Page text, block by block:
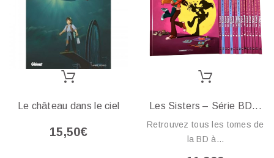
Le château dans le ciel
15,50€
Les Sisters – Série BD...
Retrouvez tous les tomes de
la BD à...